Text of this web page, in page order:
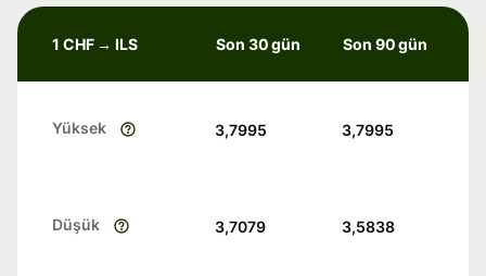
1 CHF → ILS Son 30 gün Son 90 gün
Yüksek 3,7995 3,7995
Düşük 3,7079 3,5838